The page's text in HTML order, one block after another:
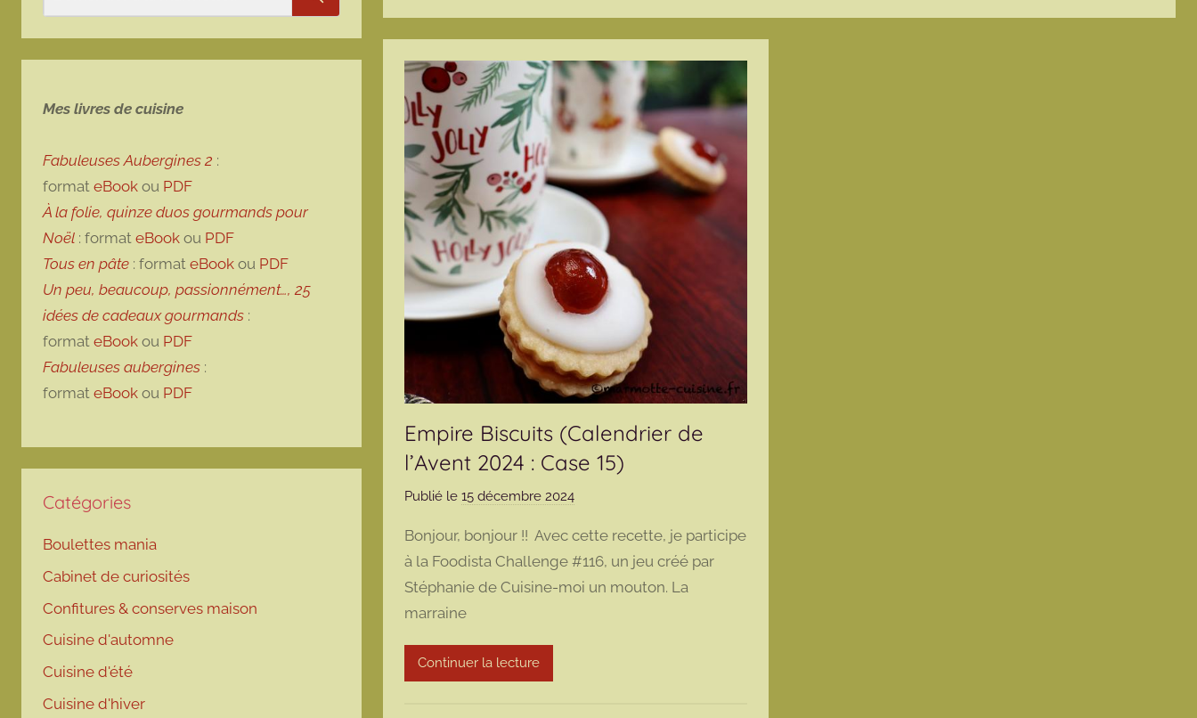
Empire Biscuits (Calendrier de
l’Avent 2024 : Case 15)
Publié le 15 décembre 2024p
r
m
a
Bonjour, bonjour !! Avec cette recette, je participe
à la Foodista Challenge #116, un jeu créé par
Stéphanie de Cuisine-moi un mouton. La
marraine
Continuer la lecture
Rechercher
Mes livres de cuisine
Fabuleuses Aubergines 2 :
format eBook ou PDF
À la folie, quinze duos gourmands pour
Noël : format eBook ou PDF
Tous en pâte : format eBook ou PDF
Un peu, beaucoup, passionnément…, 25
idées de cadeaux gourmands :
format eBook ou PDF
Fabuleuses aubergines :
format eBook ou PDF
Catégories
Boulettes mania
Cabinet de curiosités
Confitures & conserves maison
Cuisine d'automne
Cuisine d'été
Cuisine d'hiver